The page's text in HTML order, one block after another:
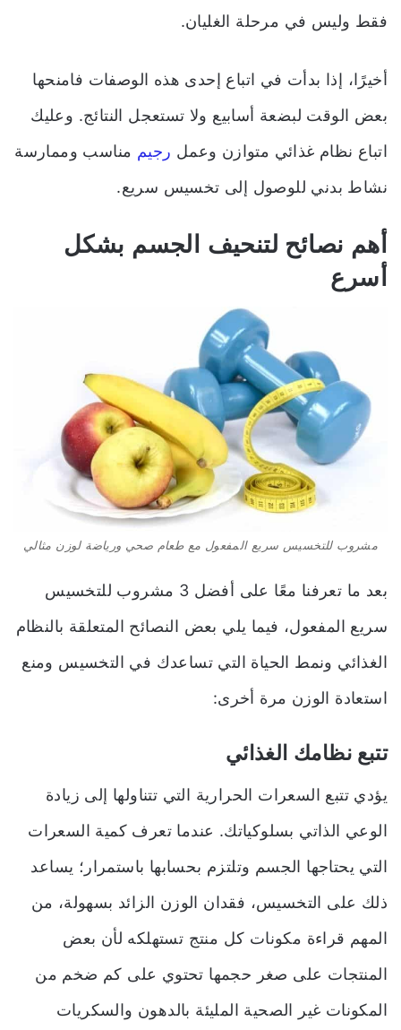
فقط وليس في مرحلة الغليان.
أخيرًا، إذا بدأت في اتباع إحدى هذه الوصفات فامنحها
بعض الوقت لبضعة أسابيع ولا تستعجل النتائج. وعليك
اتباع نظام غذائي متوازن وعمل رجيم مناسب وممارسة
نشاط بدني للوصول إلى تخسيس سريع.
أهم نصائح لتنحيف الجسم بشكل
أسرع
مشروب للتخسيس سريع المفعول مع طعام صحي ورياضة لوزن مثالي
بعد ما تعرفنا معًا على أفضل 3 مشروب للتخسيس
سريع المفعول، فيما يلي بعض النصائح المتعلقة بالنظام
الغذائي ونمط الحياة التي تساعدك في التخسيس ومنع
استعادة الوزن مرة أخرى:
تتبع نظامك الغذائي
يؤدي تتبع السعرات الحرارية التي تتناولها إلى زيادة
الوعي الذاتي بسلوكياتك. عندما تعرف كمية السعرات
التي يحتاجها الجسم وتلتزم بحسابها باستمرار؛ يساعد
ذلك على التخسيس، فقدان الوزن الزائد بسهولة، من
المهم قراءة مكونات كل منتج تستهلكه لأن بعض
المنتجات على صغر حجمها تحتوي على كم ضخم من
المكونات غير الصحية المليئة بالدهون والسكريات